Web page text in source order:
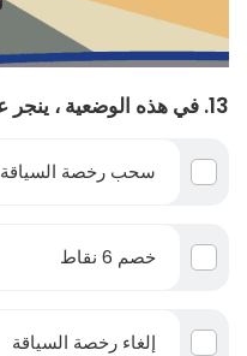
13. في هذه الوضعية ، ينجر عن المجاوزة :
سحب رخصة السياقة
خصم 6 نقاط
إلغاء رخصة السياقة